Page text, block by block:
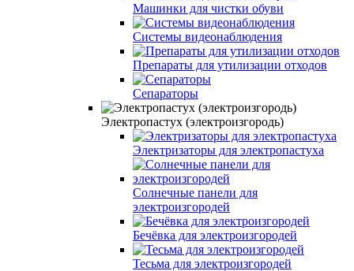
Машинки для чистки обуви
Системы видеонаблюдения
Препараты для утилизации отходов
Сепараторы
Электропастух (электроизгородь)
Электризаторы для электропастуха
Солнечные панели для
электроизгородей
Бечёвка для электроизгородей
Тесьма для электроизгородей